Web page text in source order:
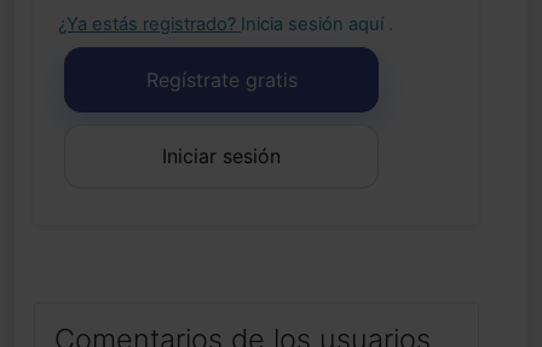
¿Ya estás registrado? Inicia sesión aquí .
Regístrate gratis
Iniciar sesión
Comentarios de los usuarios